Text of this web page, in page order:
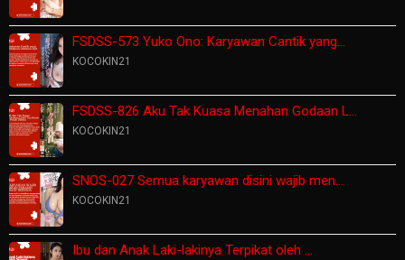
FSDSS-573 Yuko Ono: Karyawan Cantik yang…
KOCOKIN21
FSDSS-826 Aku Tak Kuasa Menahan Godaan L…
KOCOKIN21
SNOS-027 Semua karyawan disini wajib men…
KOCOKIN21
Ibu dan Anak Laki-lakinya Terpikat oleh …